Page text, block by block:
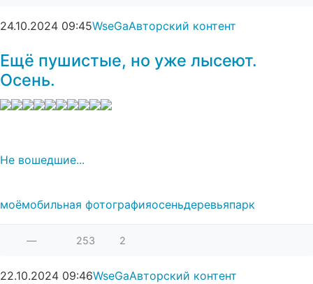
24.10.2024 09:45WseGaАвторский контент
Ещё пушистые, но уже лысеют.
Осень.
Не вошедшие...
моёмобильная фотографияосеньдеревьяпарк
— 253 2
22.10.2024 09:46WseGaАвторский контент